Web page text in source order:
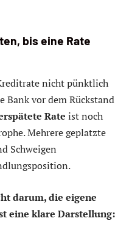
bis eine Rate
nicht pünktlich
Bank vor dem Rückstand
Rate ist noch
Mehrere geplatzte
Schweigen
darum, die eigene
eine klare Darstellung: